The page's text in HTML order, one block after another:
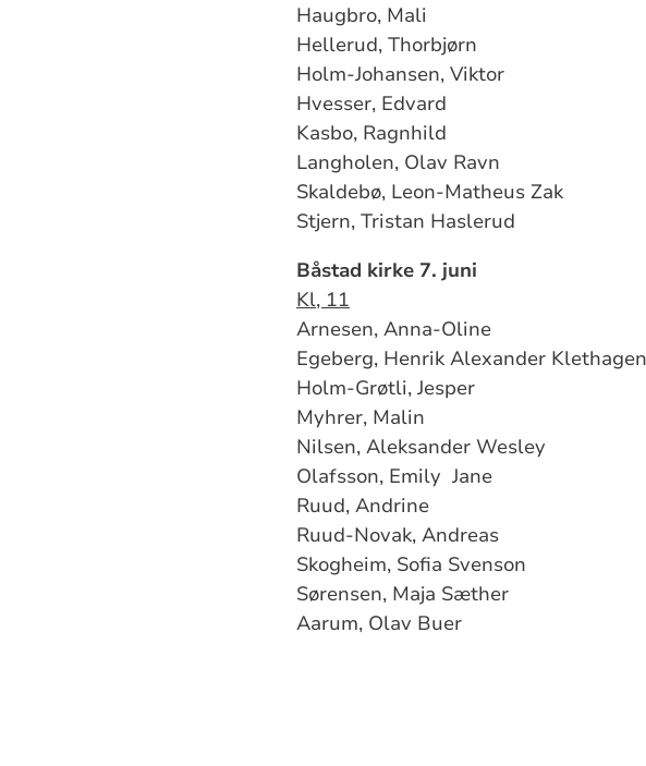
Haugbro, Mali
Hellerud, Thorbjørn
Holm-Johansen, Viktor
Hvesser, Edvard
Kasbo, Ragnhild
Langholen, Olav Ravn
Skaldebø, Leon-Matheus Zak
Stjern, Tristan Haslerud
Båstad kirke 7. juni
Kl, 11
Arnesen, Anna-Oline
Egeberg, Henrik Alexander Klethagen
Holm-Grøtli, Jesper
Myhrer, Malin
Nilsen, Aleksander Wesley
Olafsson, Emily Jane
Ruud, Andrine
Ruud-Novak, Andreas
Skogheim, Sofia Svenson
Sørensen, Maja Sæther
Aarum, Olav Buer